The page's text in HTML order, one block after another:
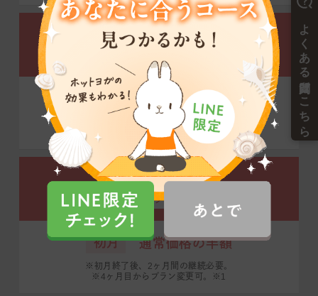
昼割プラン
3ヶ月間 通常価格の半額
※3ヶ月間の継続必要。
※4ヶ月目からプラン変更可。※1
初月半額プラン
全プラン適用可
初月 通常価格の半額
※初月終了後、2ヶ月間の継続必要。
※4ヶ月目からプラン変更可。※1